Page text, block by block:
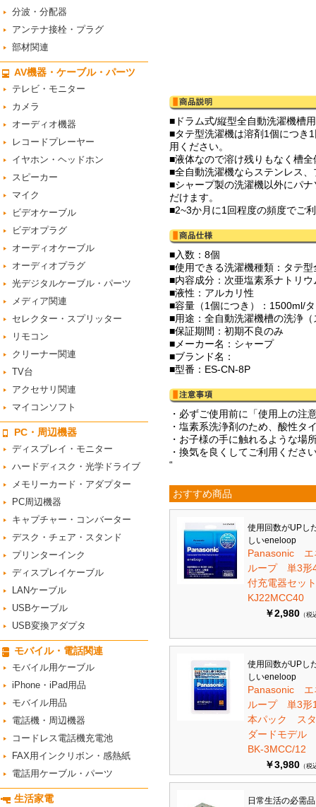
分波・分配器
アンテナ接栓・プラグ
部材関連
AV機器・ケーブル・パーツ
テレビ・モニター
カメラ
オーディオ機器
レコードプレーヤー
イヤホン・ヘッドホン
スピーカー
マイク
ビデオケーブル
ビデオプラグ
オーディオケーブル
オーディオプラグ
光デジタルケーブル・パーツ
メディア関連
セレクター・スプリッター
リモコン
クリーナー関連
TV台
アクセサリ関連
マイコンソフト
PC・周辺機器
ディスプレイ・モニター
ハードディスク・光学ドライブ
メモリーカード・アダプター
PC周辺機器
キャプチャー・コンバーター
デスク・チェア・スタンド
プリンターインク
ディスプレイケーブル
LANケーブル
USBケーブル
USB変換アダプタ
モバイル・電話関連
モバイル用ケーブル
iPhone・iPad用品
モバイル用品
電話機・周辺機器
コードレス電話機充電池
FAX用インクリボン・感熱紙
電話用ケーブル・パーツ
生活家電
■ドラム式/縦型全自動洗濯機槽
■タテ型洗濯機は溶剤1個につき
用ください。
■液体なので溶け残りもなく槽
■全自動洗濯機ならステンレス
■シャープ製の洗濯機以外にパ
だけます。
■2~3か月に1回程度の頻度でご
■入数：8個
■使用できる洗濯機種類：タテ
■内容成分：次亜塩素系ナトリ
■液性：アルカリ性
■容量（1個につき）：1500ml/
■用途：全自動洗濯機槽の洗浄
■保証期間：初期不良のみ
■メーカー名：シャープ
■ブランド名：
■型番：ES-CN-8P
・必ずご使用前に「使用上の注
・塩素系洗浄剤のため、酸性タ
・お子様の手に触れるような場
・換気を良くしてご利用くださ
“
おすすめ商品
使用回数がUPし
しいeneloop
Panasonic エ
ループ 単3形
付充電器セッ
KJ22MCC40
￥2,980 （税
使用回数がUPし
しいeneloop
Panasonic エ
ループ 単3形
本パック ス
ダードモデル
BK-3MCC/12
￥3,980 （税
日常生活の必需